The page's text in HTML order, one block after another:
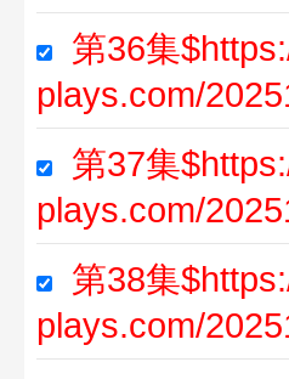
第36集
plays.com/
第37集
plays.com/
第38集
plays.com/